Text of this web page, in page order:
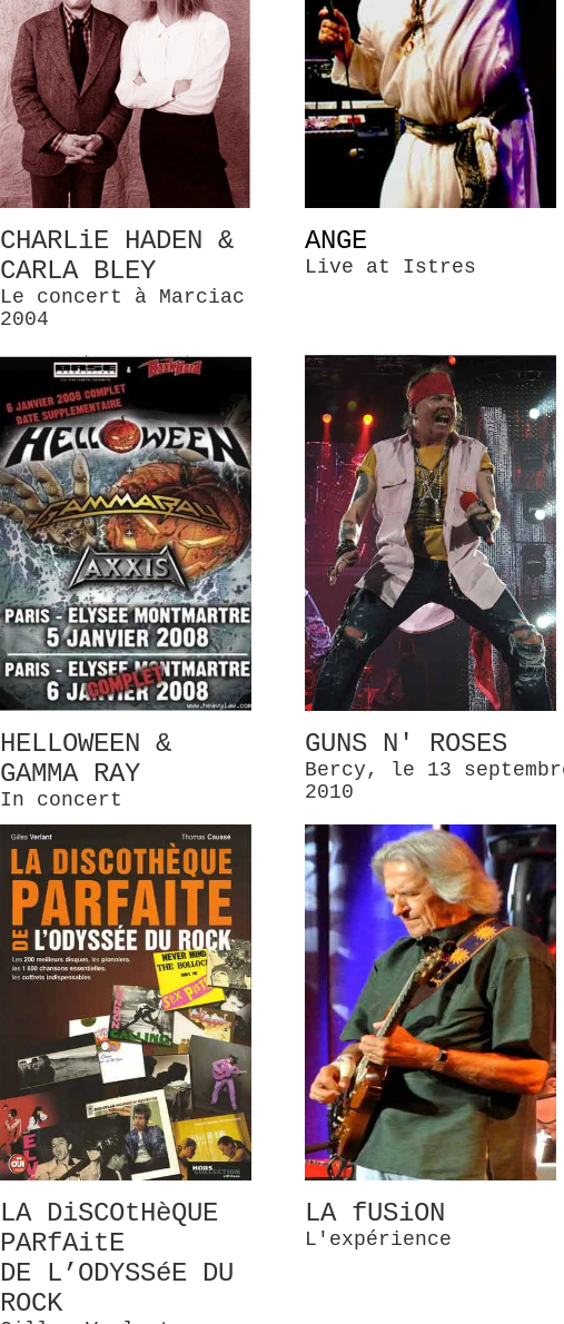
CHARLiE HADEN &
CARLA BLEY
Le concert à Marciac
2004
ANGE
Live at Istres
HELLOWEEN &
GAMMA RAY
In concert
GUNS N' ROSES
Bercy, le 13
2010
LA DiSCOtHèQUE
PARfAitE
DE L’ODYSSéE DU
ROCK
LA fUSiON
L'expérience